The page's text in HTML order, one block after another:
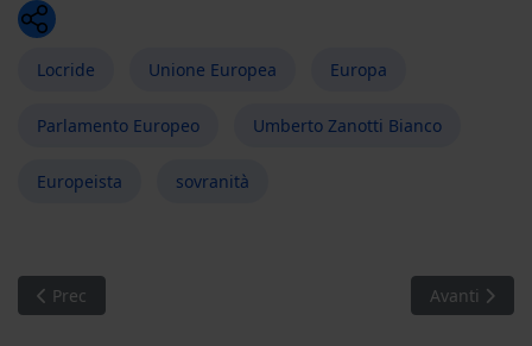
Locride Unione Europea Europa
Parlamento Europeo Umberto Zanotti Bianco
Europeista sovranità
Articolo precedente: Radici senza terreno
Prec Articolo
Avanti